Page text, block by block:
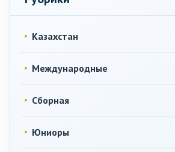
Казахстан
Международные
Сборная
Юниоры